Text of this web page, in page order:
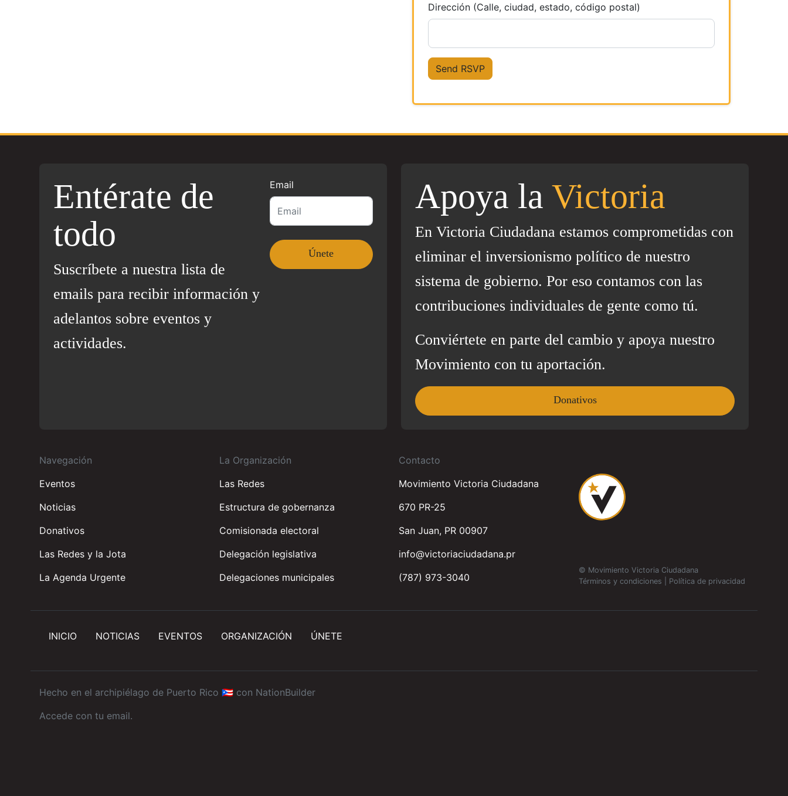
Dirección (Calle, ciudad, estado, código postal)
Entérate de
todo
Suscríbete a nuestra lista de
emails para recibir información y
adelantos sobre eventos y
actividades.
Email Apoya la Victoria
En Victoria Ciudadana estamos comprometidas con
eliminar el inversionismo político de nuestro
sistema de gobierno. Por eso contamos con las
contribuciones individuales de gente como tú.
Conviértete en parte del cambio y apoya nuestro
Movimiento con tu aportación.
Donativos
Navegación
Eventos
Noticias
Donativos
Las Redes y la Jota
La Agenda Urgente
La Organización
Las Redes
Estructura de gobernanza
Comisionada electoral
Delegación legislativa
Delegaciones municipales
Contacto
Movimiento Victoria Ciudadana
670 PR-25
San Juan, PR 00907
info@victoriaciudadana.pr
(787) 973-3040
© Movimiento Victoria Ciudadana
Términos y condiciones
Política de privacidad
INICIO NOTICIAS EVENTOS ORGANIZACIÓN ÚNETE
Hecho en el archipiélago de Puerto Rico 🇵🇷 con NationBuilder
Accede con tu email.